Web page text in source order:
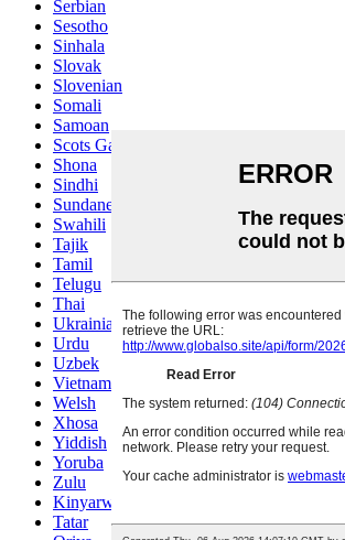
Serbian
Sesotho
Sinhala
Slovak
Slovenian
Somali
Samoan
Scots Gaelic
Shona
Sindhi
Sundanese
Swahili
Tajik
Tamil
Telugu
Thai
Ukrainian
Urdu
Uzbek
Vietnamese
Welsh
Xhosa
Yiddish
Yoruba
Zulu
Kinyarwanda
Tatar